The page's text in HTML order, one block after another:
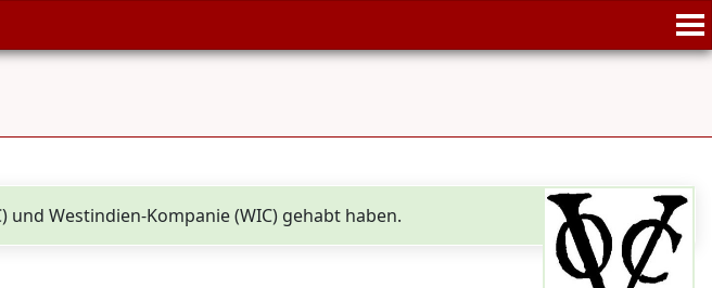
Westindien-Kompanie (WIC) gehabt haben.